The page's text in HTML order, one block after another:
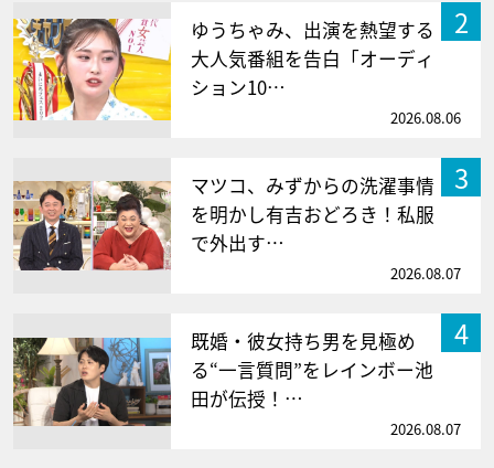
2
ゆうちゃみ、出演を熱望する
大人気番組を告白「オーディ
ション10…
2026.08.06
3
マツコ、みずからの洗濯事情
を明かし有吉おどろき！私服
で外出す…
2026.08.07
4
既婚・彼女持ち男を見極め
る“一言質問”をレインボー池
田が伝授！…
2026.08.07